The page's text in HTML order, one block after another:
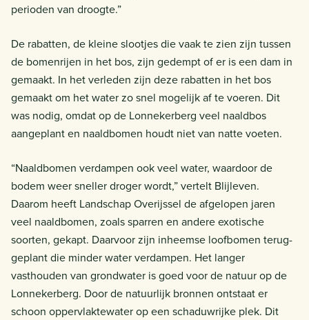
perioden van droogte.”
De rabatten, de kleine slootjes die vaak te zien zijn tussen
de bomenrijen in het bos, zijn gedempt of er is een dam in
gemaakt. In het verleden zijn deze rabatten in het bos
gemaakt om het waterzo snel mogelijk af te voeren. Dit
was nodig, omdat op de Lonnekerberg veel naaldbos
aangeplant en naaldbomen houdt niet van natte voeten.
“Naaldbomen verdampen ook veel water, waardoor de
bodem weer sneller droger wordt,” vertelt Blijleven.
Daarom heeft Landschap Overijssel de afgelopen jaren
veel naaldbomen, zoals sparren en andere exotische
soorten, gekapt. Daarvoor zijn inheemse loofbomen terug-
geplant die minder water verdampen. Het langer
vasthouden van grondwater is goed voor de natuur op de
Lonnekerberg. Door de natuurlijk bronnen ontstaat er
schoon oppervlaktewater op een schaduwrijke plek. Dit